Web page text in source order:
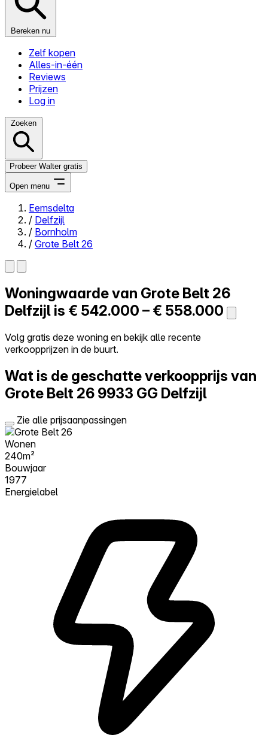
Bereken nu
Zelf kopen
Alles-in-één
Reviews
Prijzen
Log in
Zoeken
Probeer Walter gratis
Open menu
Close menu
Zelf kopen
Alles-in-één
Reviews
Log in
Eemsdelta
/ Delfzijl
/ Bornholm
/ Grote Belt 26
Woningwaarde van Grote Belt 26
Delfzijl is € 542.000 – € 558.000
Volg gratis deze woning en bekijk alle recente
verkoopprijzen in de buurt.
Wat is de geschatte verkoopprijs van
Grote Belt 26 9933 GG Delfzijl
Zie alle prijsaanpassingen
Wonen
240m²
Bouwjaar
1977
Energielabel